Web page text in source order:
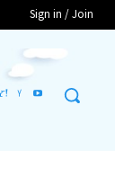
Sign in / Join